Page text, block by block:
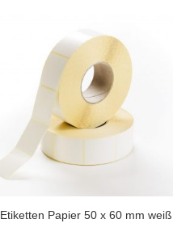
Etiketten Papier 50 x 60 mm weiß